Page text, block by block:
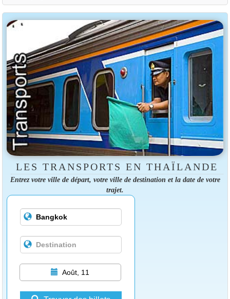
LES TRANSPORTS EN THAÏLANDE
Entrez votre ville de départ, votre ville de destination et la date de votre
trajet.
Août, 11